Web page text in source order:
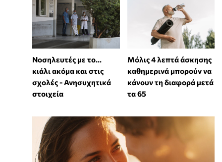
Νοσηλευτές με το...
κιάλι ακόμα και στις
σχολές - Ανησυχητικά
στοιχεία
Μόλις 4 λεπτά άσκησης
καθημερινά μπορούν να
κάνουν τη διαφορά μετά
τα 65